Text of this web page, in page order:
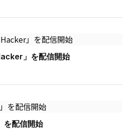
」を配信開始
配信開始